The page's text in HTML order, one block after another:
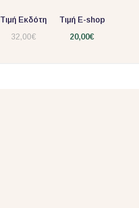
Τιμή Εκδότη
32,00€
Τιμή E-shop
20,00€